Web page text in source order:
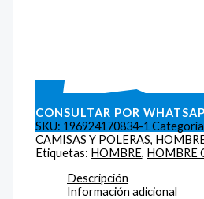
CONSULTAR POR
SKU: 196924170834-1
CAMISAS Y POLERAS,
Etiquetas: HOMBRE, HOMBRE
Descripción
Información adicional